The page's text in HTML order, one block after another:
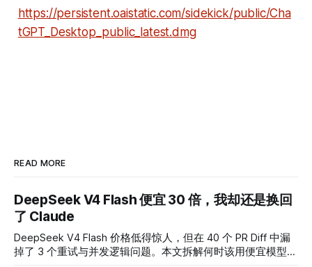
https://persistent.oaistatic.com/sidekick/public/Cha
tGPT_Desktop_public_latest.dmg
READ MORE
DeepSeek V4 Flash 便宜 30 倍，我却还是换回
了 Claude
DeepSeek V4 Flash 价格低得惊人，但在 40 个 PR Diff 中漏
掉了 3 个重试与并发逻辑问题。本文拆解何时该用便宜模型，